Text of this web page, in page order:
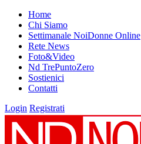
Home
Chi Siamo
Settimanale NoiDonne Online
Rete News
Foto&Video
Nd TrePuntoZero
Sostienici
Contatti
Login Registrati